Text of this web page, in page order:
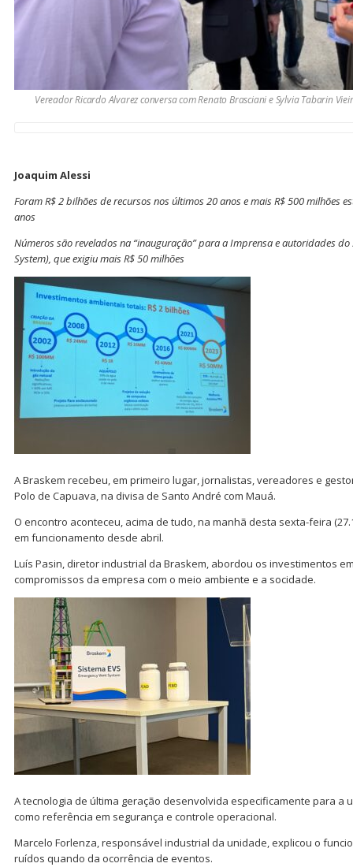
Vereador Ricardo Alvarez conversa com Renato Brasciani e Sylvia Tabarin
Joaquim Alessi
Foram R$ 2 bilhões de recursos nos últimos 20 anos e mais R$ 500 milhões
anos
Números são revelados na “inauguração” para a Imprensa e autoridades do
System), que exigiu mais R$ 50 milhões
A Braskem recebeu, em primeiro lugar, jornalistas, vereadores e
Polo de Capuava, na divisa de Santo André com Mauá.
O encontro aconteceu, acima de tudo, na manhã desta sexta-feira
em funcionamento desde abril.
Luís Pasin, diretor industrial da Braskem, abordou os investimentos
compromissos da empresa com o meio ambiente e a socidade.
A tecnologia de última geração desenvolvida especificamente para a
como referência em segurança e controle operacional.
Marcelo Forlenza, responsável industrial da unidade, explicou o
ruídos quando da ocorrência de eventos.